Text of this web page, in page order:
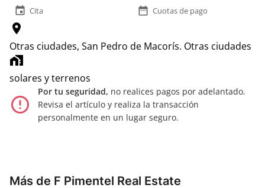
event Cita date_range Cuotas de pago
location_on
Otras ciudades, San Pedro de Macorís. Otras ciudades
home_work
solares y terrenos
error_outline
Por tu seguridad, no realices pagos por adelantado.
Revisa el artículo y realiza la transacción
personalmente en un lugar seguro.
Más de F Pimentel Real Estate